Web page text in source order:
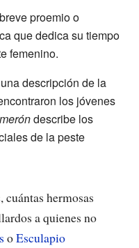
proemio o
que dedica su tiempo
femenino.
descripción de la
los jóvenes
describe los
de la peste
cuántas hermosas
a quienes no
oEsculapio